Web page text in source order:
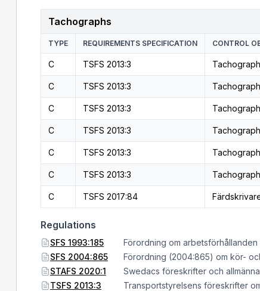
Tachographs
TYPE REQUIREMENTS SPECIFICATION CONTROL
C TSFS 2013:3
C TSFS 2013:3
C TSFS 2013:3
C TSFS 2013:3
C TSFS 2013:3
C TSFS 2013:3
C TSFS 2017:84
Regulations
SFS 1993:185
Förordning om
SFS 2004:865
Förordning (2004:865) om kör-
STAFS 2020:1
Swedacs föreskrifter och
TSFS 2013:3
Transportstyrelsens föreskrifter